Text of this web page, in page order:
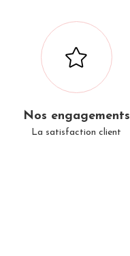
Nos engagements
La satisfaction client